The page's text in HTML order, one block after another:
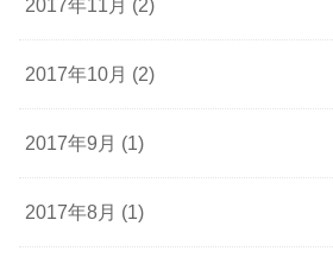
2017年11月 (2)
2017年10月 (2)
2017年9月 (1)
2017年8月 (1)